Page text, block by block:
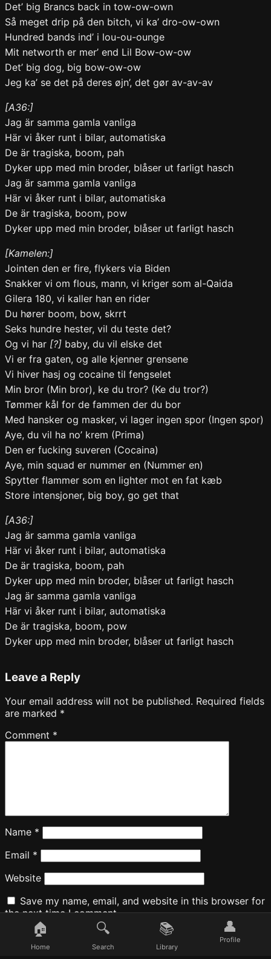
Det’ big Brancs back in tow-ow-own
Så meget drip på den bitch, vi ka’ dro-ow-own
Hundred bands ind’ i lou-ou-ounge
Mit networth er mer’ end Lil Bow-ow-ow
Det’ big dog, big bow-ow-ow
Jeg ka’ se det på deres øjn’, det gør av-av-av
[A36:]
Jag är samma gamla vanliga
Här vi åker runt i bilar, automatiska
De är tragiska, boom, pah
Dyker upp med min broder, blåser ut farligt hasch
Jag är samma gamla vanliga
Här vi åker runt i bilar, automatiska
De är tragiska, boom, pow
Dyker upp med min broder, blåser ut farligt hasch
[Kamelen:]
Jointen den er fire, flykers via Biden
Snakker vi om flous, mann, vi kriger som al-Qaida
Gilera 180, vi kaller han en rider
Du hører boom, bow, skrrt
Seks hundre hester, vil du teste det?
Og vi har [?] baby, du vil elske det
Vi er fra gaten, og alle kjenner grensene
Vi hiver hasj og cocaine til fengselet
Min bror (Min bror), ke du tror? (Ke du tror?)
Tømmer kål for de fammen der du bor
Med hansker og masker, vi lager ingen spor (Ingen spor)
Aye, du vil ha no’ krem (Prima)
Den er fucking suveren (Cocaina)
Aye, min squad er nummer en (Nummer en)
Spytter flammer som en lighter mot en fat kæb
Store intensjoner, big boy, go get that
[A36:]
Jag är samma gamla vanliga
Här vi åker runt i bilar, automatiska
De är tragiska, boom, pah
Dyker upp med min broder, blåser ut farligt hasch
Jag är samma gamla vanliga
Här vi åker runt i bilar, automatiska
De är tragiska, boom, pow
Dyker upp med min broder, blåser ut farligt hasch
Leave a Reply
Your email address will not be published. Required fields
are marked *
Comment *
Name *
Email *
Website
Save my name, email, and website in this browser for
the next time I comment.
🏠
Home
🔍
Search
📚
Library
👤
Profile